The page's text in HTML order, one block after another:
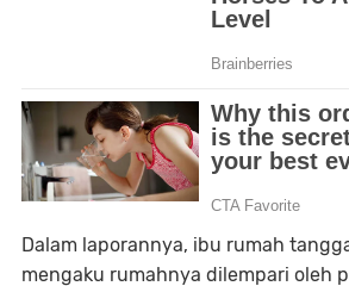
Dalam laporannya, ibu rumah
mengaku rumahnya dilempari oleh